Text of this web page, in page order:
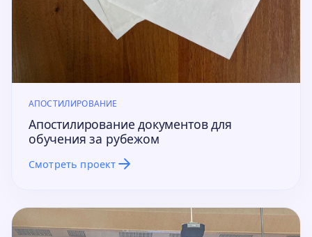
АПОСТИЛИРОВАНИЕ
Апостилирование документов для
обучения за рубежом
Смотреть проект